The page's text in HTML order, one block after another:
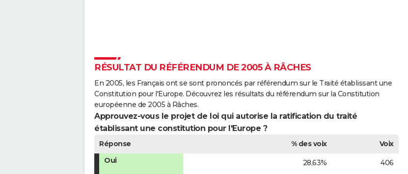
RÉSULTAT DU RÉFÉRENDUM DE 2005 À RÂCHES
En 2005, les Français ont se sont prononcés par référendum sur le Traité établissant une
Constitution pour l'Europe. Découvrez les résultats du référendum sur la Constitution
européenne de 2005 à Râches.
Approuvez-vous le projet de loi qui autorise la ratification du traité
établissant une constitution pour l'Europe ?
Réponse % des voix
Voix
Oui
28,63% 406